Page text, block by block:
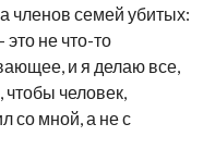
членов семей убитых:
не что-то
и я делаю все,
чтобы человек,
со мной, а не с